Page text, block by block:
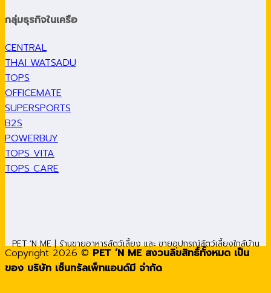
กลุ่มธุรกิจในเครือ
CENTRAL
THAI WATSADU
TOPS
OFFICEMATE
SUPERSPORTS
B2S
POWERBUY
TOPS VITA
TOPS CARE
PET ’N ME | ร้านขายอาหารสัตว์เลี้ยง และ ขายอุปกรณ์สัตว์เลี้ยงใกล้บ้าน
Copyright 2026 © PET ’N ME สงวนลิขสิทธิ์ทั้งหมด เป็น
ของ บริษัท เซ็นทรัลเพ็ทแอนด์มี จำกัด